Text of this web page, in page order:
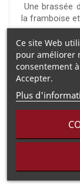
Ce site Web
pour améliorer
consentement
Accepter.
Plus
Une brassée
la framboise
Notes de tête
Notes de
framboise
Notes de